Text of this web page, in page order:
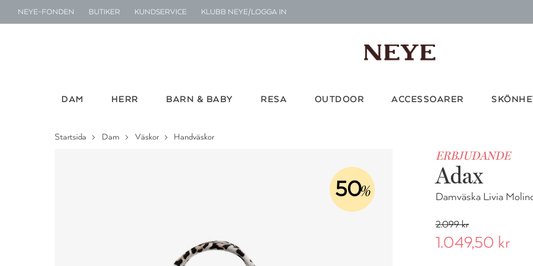
NEYE-FONDEN BUTIKER KUNDSERVICE KLUBB NEYE/LOGGA IN
DAM
HERR BARN & BABY RESA OUTDOOR ACCESSOARER
Startsida Dam Väskor Handväskor
50%
ERBJUDANDE
Adax
Damväska Livia
2.099 kr
1.049,50 kr